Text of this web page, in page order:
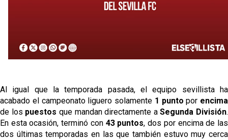
Al igual que la temporada pasada, el equipo sevillista ha
acabado el campeonato liguero solamente 1 punto por encima
de los puestos que mandan directamente aSegunda División.
En esta ocasión, terminó con 43 puntos, dos por encima de las
dos últimas temporadas en las que también estuvo muy cerca